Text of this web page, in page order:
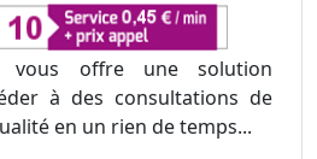
vous offre une solution
à des consultations de
en un rien de temps...